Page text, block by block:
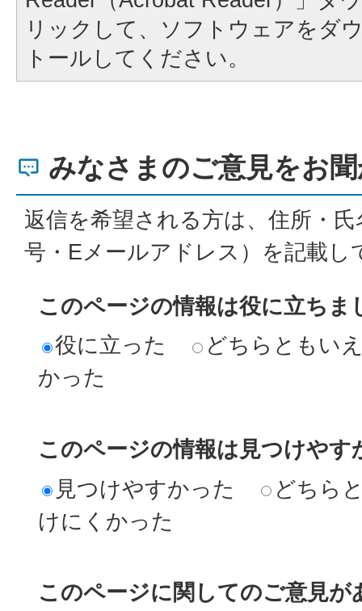
リックして、ソフトウェアをダ
トールしてください。
みなさまのご意見をお
返信を希望される方は、住所・
号・Eメールアドレス）を記載し
このページの情報は役に立ちま
役に立った
どちらともい
かった
このページの情報は見つけやす
見つけやすかった
どちら
けにくかった
このページに関してのご意見